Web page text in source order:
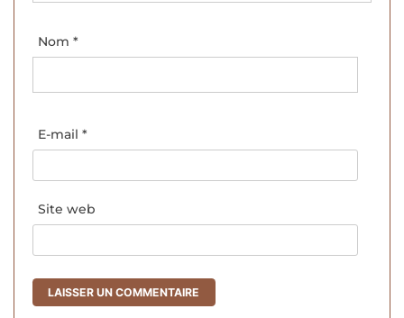
Nom *
E-mail *
Site web